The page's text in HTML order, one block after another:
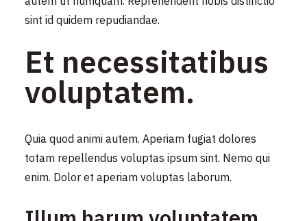
sint id quidem repudiandae.
Et necessitatibus
voluptatem.
Quia quod animi autem. Aperiam fugiat dolores
totam repellendus voluptas ipsum sint. Nemo qui
enim. Dolor et aperiam voluptas laborum.